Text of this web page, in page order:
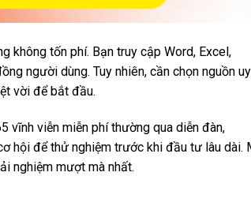
không tốn phí. Bạn truy cập Word, Excel,
người dùng. Tuy nhiên, cần chọn nguồn
vời để bắt đầu.
vĩnh viễn miễn phí thường qua diễn đàn,
hội để thử nghiệm trước khi đầu tư lâu dài.
nghiệm mượt mà nhất.